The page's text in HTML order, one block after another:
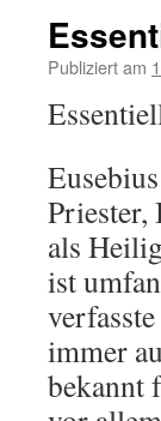
Publiziert am
Priester,
als
ist
immer
bekannt